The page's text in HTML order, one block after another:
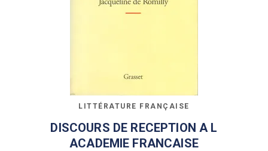
LITTÉRATURE FRANÇAISE
DISCOURS DE RECEPTION A L
ACADEMIE FRANCAISE